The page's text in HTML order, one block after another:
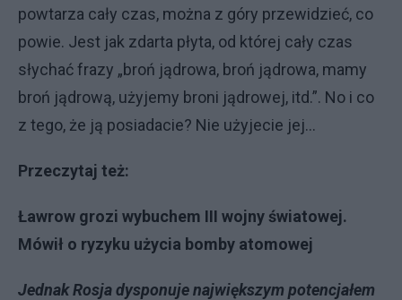
powtarza cały czas, można z góry przewidzieć, co
powie. Jest jak zdarta płyta, od której cały czas
słychać frazy „broń jądrowa, broń jądrowa, mamy
broń jądrową, użyjemy broni jądrowej, itd.”. No i co
z tego, że ją posiadacie? Nie użyjecie jej...
Przeczytaj też:
Ławrow grozi wybuchem III wojny światowej.
Mówił o ryzyku użycia bomby atomowej
Jednak Rosja dysponuje największym potencjałem